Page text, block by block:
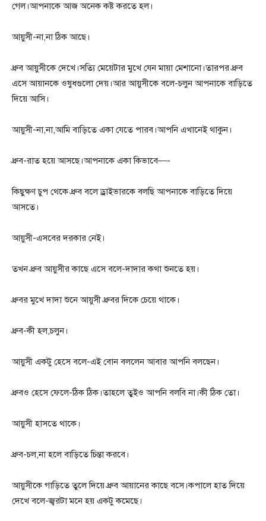
গেল।আপনাকে আজ অনেক কষ্ট করতে হল।
আয়ুসী-না,না ঠিক আছে।
ধ্রুব আয়ুসীকে দেখে।সত্যি মেয়েটার মুখে যেন মায়া মেশানো।তারপর ধ্রুব
এসে আয়ানকে ওষুধগুলো দেয়।আর আয়ুসীকে বলে-চলুন আপনাকে বাড়িতে
দিয়ে আসি।
আয়ুসী-না,না,আমি বাড়িতে একা যেতে পারব।আপনি এখানেই থাকুন।
ধ্রুব-রাত হয়ে আসছে।আপনাকে একা কিভাবে—-
কিছুক্ষণ চুপ থেকে ধ্রুব বলে ড্রাইভারকে বলছি আপনাকে বাড়িতে দিয়ে
আসতে।
আয়ুসী-এসবের দরকার নেই।
তখন ধ্রুব আয়ুসীর কাছে এসে বলে-দাদার কথা শুনতে হয়।
ধ্রুবর মুখে দাদা শুনে আয়ুসী ধ্রুবর দিকে চেয়ে থাকে।
ধ্রুব-কী হল,চলুন।
আয়ুসী একটু হেসে বলে-এই বোন বললেন আবার আপনি বলছেন।
ধ্রুবও হেসে ফেলে-ঠিক ঠিক।তাহলে তুইও আপনি বলবি না।কী ঠিক তো।
আয়ুসী হাসতে থাকে।
ধ্রুব-চল,না হলে বাড়িতে চিন্তা করবে।
আয়ুসীকে গাড়িতে তুলে দিয়ে ধ্রুব আয়ানের কাছে বসে।কপালে হাত দিয়ে
দেখে বলে-জ্বরটা মনে হয় একটু কমেছে।